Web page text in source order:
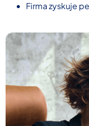
Firma zyskuje